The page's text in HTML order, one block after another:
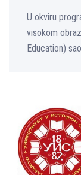
U okviru
visokom
Education)